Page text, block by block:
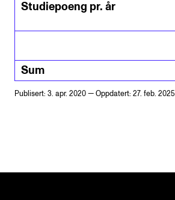
Studiepoeng pr. år
Sum
Publisert: 3. apr. 2020 — Oppdatert: 27. feb. 2025